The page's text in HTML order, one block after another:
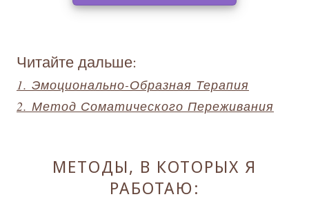
Читайте дальше:
1. Эмоционально-Образная Терапия
2. Метод Соматического Переживания
МЕТОДЫ, В КОТОРЫХ Я
РАБОТАЮ: